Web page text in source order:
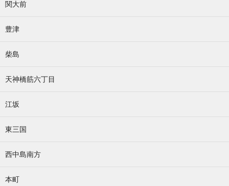
関大前
豊津
柴島
天神橋筋六丁目
江坂
東三国
西中島南方
本町